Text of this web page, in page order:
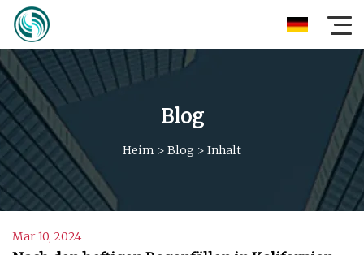
Blog
Heim > Blog > Inhalt
Mar 10, 2024